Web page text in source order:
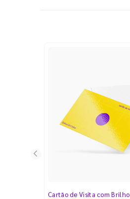
Cartão de Visita com Brilho